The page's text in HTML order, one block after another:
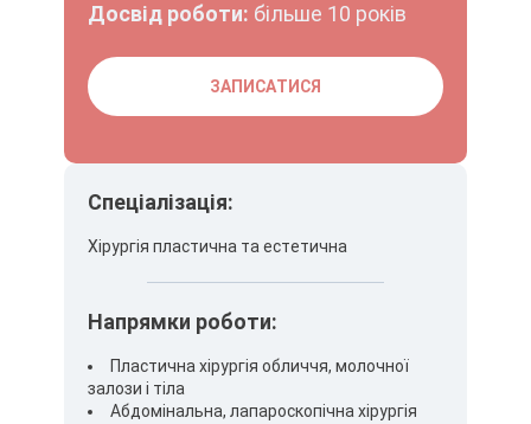
Досвід роботи: більше 10 років
ЗАПИСАТИСЯ
Спеціалізація:
Хірургія пластична та естетична
Напрямки роботи:
Пластична хірургія обличчя, молочної
залози і тіла
Абдомінальна, лапароскопічна хірургія